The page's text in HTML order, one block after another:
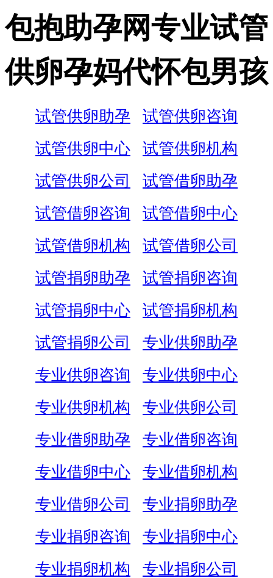
包抱助孕网专业试管
供卵孕妈代怀包男孩
试管供卵助孕
试管供卵咨询
试管供卵中心
试管供卵机构
试管供卵公司
试管借卵助孕
试管借卵咨询
试管借卵中心
试管借卵机构
试管借卵公司
试管捐卵助孕
试管捐卵咨询
试管捐卵中心
试管捐卵机构
试管捐卵公司
专业供卵助孕
专业供卵咨询
专业供卵中心
专业供卵机构
专业供卵公司
专业借卵助孕
专业借卵咨询
专业借卵中心
专业借卵机构
专业借卵公司
专业捐卵助孕
专业捐卵咨询
专业捐卵中心
专业捐卵机构
专业捐卵公司